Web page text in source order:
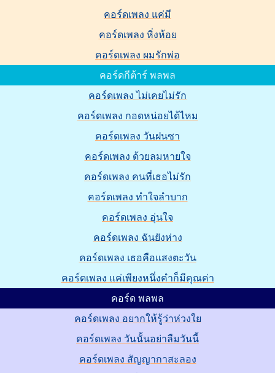
คอร์ดเพลง แค่มี
คอร์ดเพลง หิ่งห้อย
คอร์ดเพลง ผมรักพ่อ
คอร์ดกีต้าร์ พลพล
คอร์ดเพลง ไม่เคยไม่รัก
คอร์ดเพลง กอดหน่อยได้ไหม
คอร์ดเพลง วันฝนซา
คอร์ดเพลง ด้วยลมหายใจ
คอร์ดเพลง คนที่เธอไม่รัก
คอร์ดเพลง ทำใจลำบาก
คอร์ดเพลง อุ่นใจ
คอร์ดเพลง ฉันยังห่าง
คอร์ดเพลง เธอคือแสงตะวัน
คอร์ดเพลง แค่เพียงหนึ่งคำก็มีคุณค่า
คอร์ด พลพล
คอร์ดเพลง อยากให้รู้ว่าห่วงใย
คอร์ดเพลง วันนั้นอย่าลืมวันนี้
คอร์ดเพลง สัญญากาสะลอง